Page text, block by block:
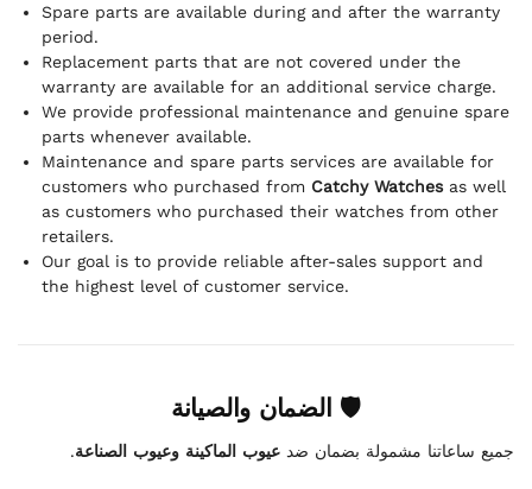
Spare parts are available during and after the warranty
period.
Replacement parts that are not covered under the
warranty are available for an additional service charge.
We provide professional maintenance and genuine spare
parts whenever available.
Maintenance and spare parts services are available for
customers who purchased from Catchy Watchesas well
as customers who purchased their watches from other
retailers.
Our goal is to provide reliable after-sales support and
the highest level of customer service.
🛡 الضمان والصيانة
جميع ساعاتنا مشمولة بضمان ضد عيوب الماكينة وعيوب الصناعة.